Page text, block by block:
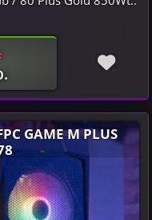
GAME M PLUS